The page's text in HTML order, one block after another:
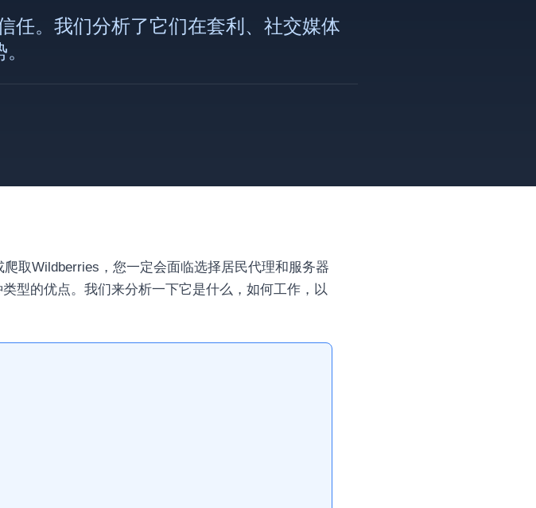
任。我们分析了它们在套利、社交媒体
取Wildberries，您一定会面临选择居民代理和服务器
型的优点。我们来分析一下它是什么，如何工作，以